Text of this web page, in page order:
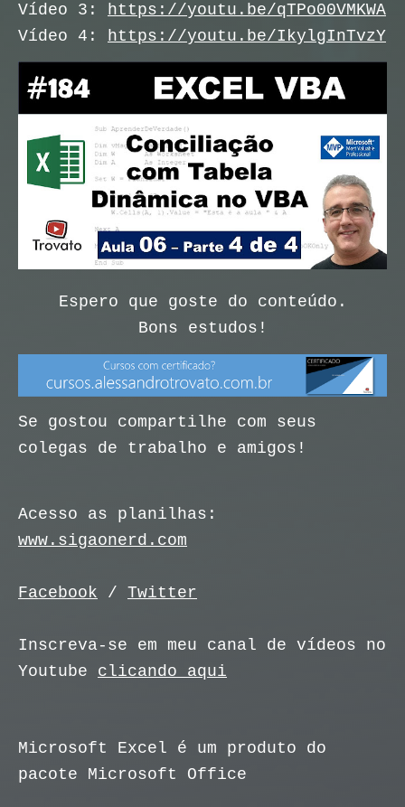
Vídeo 3: https://youtu.be/qTPo00VMKWA
Vídeo 4: https://youtu.be/IkylgInTvzY
Espero que goste do conteúdo.
Bons estudos!
Se gostou compartilhe com seus
colegas de trabalho e amigos!
Acesso as planilhas:
www.sigaonerd.com
Facebook / Twitter
Inscreva-se em meu canal de vídeos no
Youtube clicando aqui
Microsoft Excel é um produto do
pacote Microsoft Office